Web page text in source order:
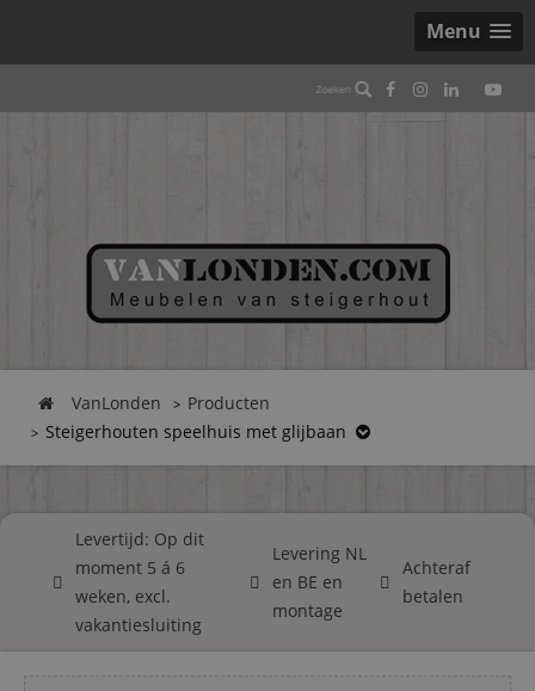
Menu
VanLonden
Producten
Steigerhouten speelhuis met glijbaan
Levertijd: Op dit
moment 5 á 6
weken, excl.
vakantiesluiting
Levering NL
en BE en
montage
Achteraf
betalen